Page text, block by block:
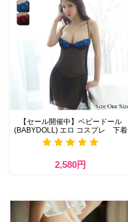
【セール開催中】ベビードール
(BABYDOLL) エロ コスプレ 下着
2,580円